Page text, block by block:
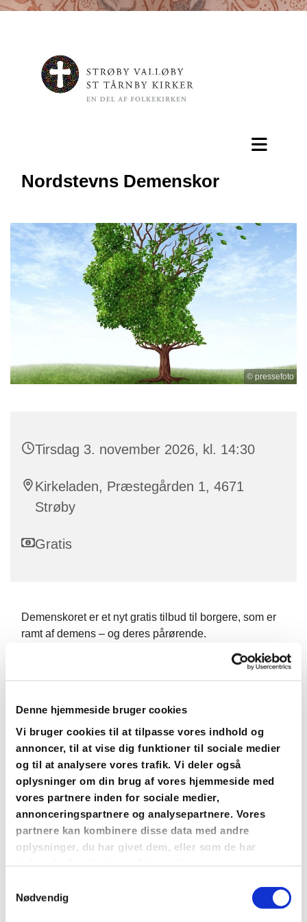
Denne hjemmeside bruger cookies
Vi bruger cookies til at tilpasse vores indhold og
annoncer, til at vise dig funktioner til sociale medier
og til at analysere vores trafik. Vi deler også
oplysninger om din brug af vores hjemmeside med
vores partnere inden for sociale medier,
annonceringspartnere og analysepartnere. Vores
partnere kan kombinere disse data med andre
oplysninger, du har givet dem, eller som de har
Nødvendig
Nordstevns Demenskor
© pressefoto
Tirsdag 3. november 2026, kl. 14:30
Kirkeladen, Præstegården 1, 4671
Strøby
Gratis
Demenskoret er et nyt gratis tilbud til borgere, som er
ramt af demens – og deres pårørende.
Det foregår i Kirkeladen (den gule bygning bagved
Strøby Kirke) hver tirsdag kl. 14.30 til 16.00.
Man sørger selv for transport til og fra Kirkeladen.
Vi synger i den første time – og afslutter med kaffe/the,
kage og frugt.
I vil få en fast plads hver gang med navneskilt – samt
få udleveret en sangmappe med en masse skønne
Kirkeladen.